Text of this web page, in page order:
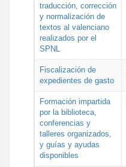
traducción, corrección
y normalización de
textos al valenciano
realizados por el
SPNL
Fiscalización de
expedientes de gasto
Formación impartida
por la biblioteca,
conferencias y
talleres organizados,
y guías y ayudas
disponibles